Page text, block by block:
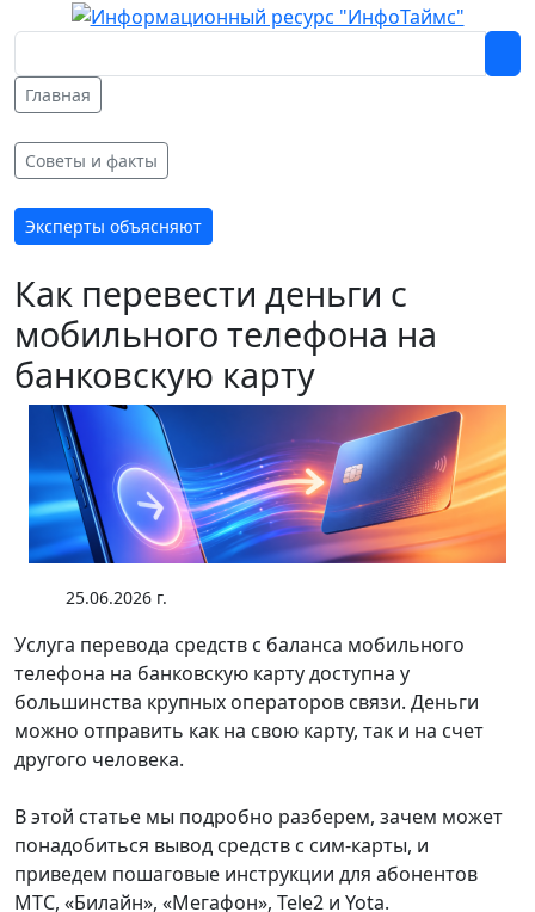
Главная
Советы и факты
Эксперты объясняют
Как перевести деньги с
мобильного телефона на
банковскую карту
25.06.2026 г.
Услуга перевода средств с баланса мобильного
телефона на банковскую карту доступна у
большинства крупных операторов связи. Деньги
можно отправить как на свою карту, так и на счет
другого человека.
В этой статье мы подробно разберем, зачем может
понадобиться вывод средств с сим-карты, и
приведем пошаговые инструкции для абонентов
МТС, «Билайн», «Мегафон», Tele2 и Yota.